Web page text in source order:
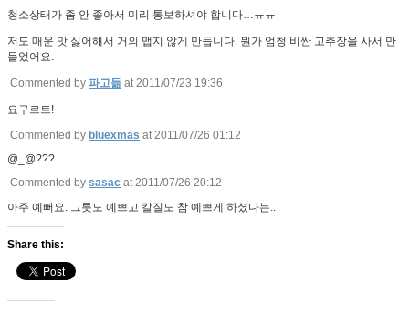
청소상태가 좀 안 좋아서 미리 통보하셔야 합니다…ㅠㅠ
저도 매운 맛 싫어해서 거의 맵지 않게 만듭니다. 뭔가 엄청 비싼 고추장을 사서 만
들었어요.
Commented by 파고듦 at 2011/07/23 19:36
요구르트!
Commented by bluexmas at 2011/07/26 01:12
@_@???
Commented by sasac at 2011/07/26 20:12
아주 예뻐요. 그릇도 예쁘고 칼질도 참 예쁘게 하셨다는..
Share this: